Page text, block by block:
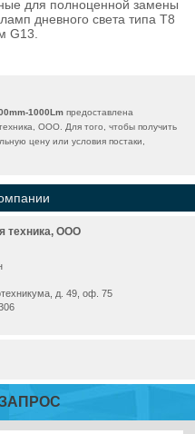
для полноценной замены
дневного света типа T8
G13.
1000Lm предоставлена
ООО. Для того, чтобы получить
цену или условия постаки,
техника, ООО
д. 49, оф. 75